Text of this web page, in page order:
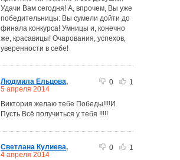
Удачи Вам сегодня! А, впрочем, Вы уже
победительницы: Вы сумели дойти до
финала конкурса! Умницы и, конечно
же, красавицы! Очарования, успехов,
уверенности в себе!
0 1
Людмила Ельцова,
5 апреля 2014
Виктория желаю тебе Победы!!!!И
Пусть Всё получиться у тебя !!!!!
0 1
Светлана Кулиева,
4 апреля 2014